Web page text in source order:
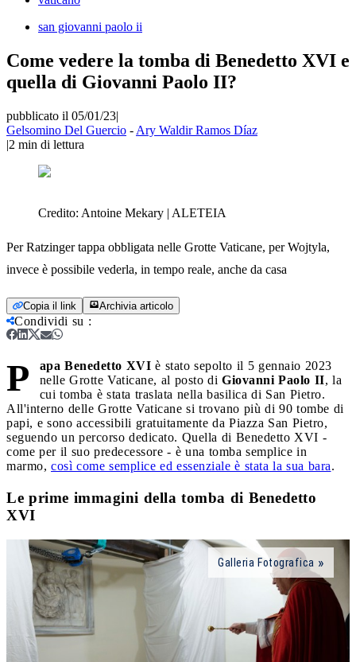
san giovanni paolo ii
Come vedere la tomba di Benedetto XVI e
quella di Giovanni Paolo II?
pubblicato il 05/01/23|
Gelsomino Del Guercio - Ary Waldir Ramos Díaz
|2 min di lettura
Credito: Antoine Mekary | ALETEIA
Per Ratzinger tappa obbligata nelle Grotte Vaticane, per Wojtyla,
invece è possibile vederla, in tempo reale, anche da casa
Copia il link Archivia articolo
Condividi su :
P apa Benedetto XVI è stato sepolto il 5 gennaio 2023
nelle Grotte Vaticane, al posto di Giovanni Paolo II, la
cui tomba è stata traslata nella basilica di San Pietro.
All'interno delle Grotte Vaticane si trovano più di 90 tombe di
papi, e sono accessibili gratuitamente da Piazza San Pietro,
seguendo un percorso dedicato. Quella di Benedetto XVI -
come per il suo predecessore - è una tomba semplice in
marmo, così come semplice ed essenziale è stata la sua bara.
Le prime immagini della tomba di Benedetto
XVI
Galleria Fotografica